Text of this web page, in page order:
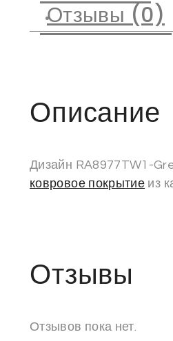
Отзывы (0)
Описание
Дизайн RA8977TW1-
ковровое покрытие из
Отзывы
Отзывов пока нет.